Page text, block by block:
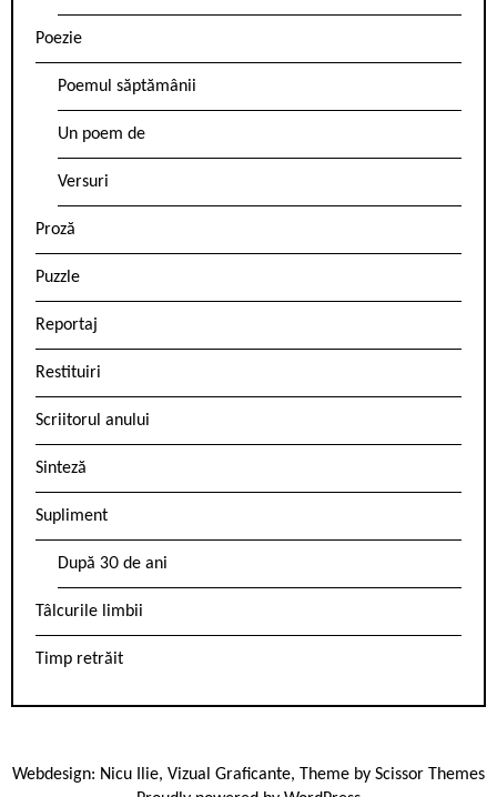
Poezie
Poemul săptămânii
Un poem de
Versuri
Proză
Puzzle
Reportaj
Restituiri
Scriitorul anului
Sinteză
Supliment
După 30 de ani
Tâlcurile limbii
Timp retrăit
Webdesign: Nicu Ilie, Vizual Graficante, Theme by Scissor Themes